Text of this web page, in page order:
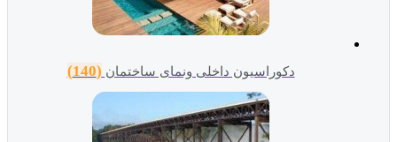
دکوراسیون داخلی ونمای ساختمان (140)